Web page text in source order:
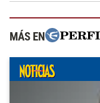
MÁS EN